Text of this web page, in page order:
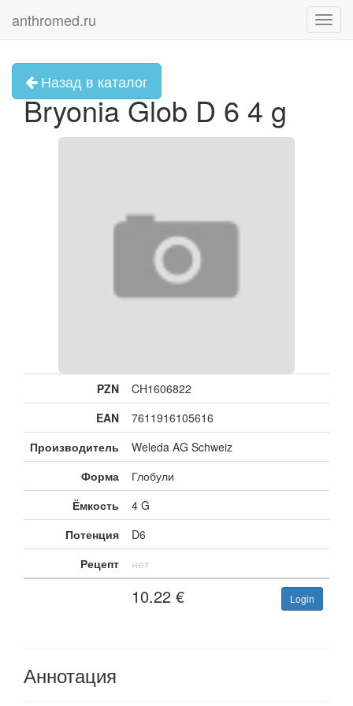
anthromed.ru
Назад в каталог
Bryonia Glob D 6 4 g
PZN
CH1606822
EAN
7611916105616
Производитель
Weleda AG Schweiz
Форма
Глобули
Ёмкость
4 G
Потенция
D6
Рецепт
нет
10.22 € Login
Аннотация